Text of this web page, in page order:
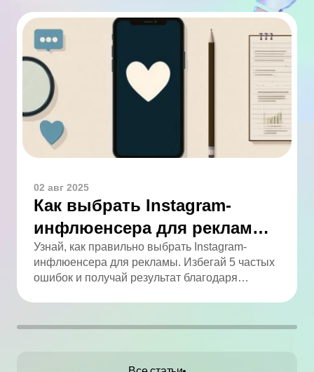
02 авг 2025
Как выбрать Instagram-
инфлюенсера для рекламы:
5 ошибок, которых легко
избежать
Узнай, как правильно выбрать Instagram-
инфлюенсера для рекламы. Избегай 5 частых
ошибок и получай результат благодаря